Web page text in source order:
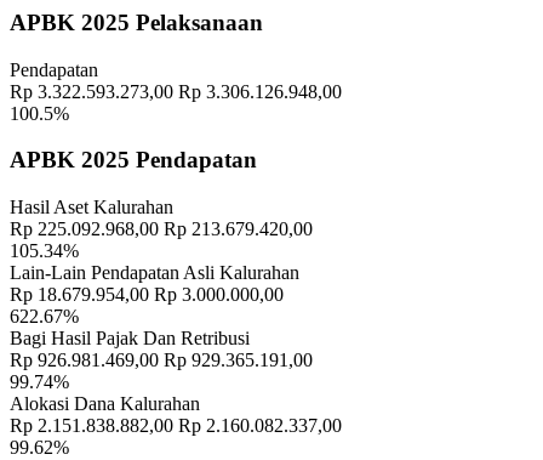
Geografis 10 November 2021
Memahami Peran dan Makna Rois dalam Pembinaan Rois di
Kalurahan Wukirsari 02 April 2024
Sampai Saat Ini 21 November 2022
Profil Lurah 17 November 2021
Rakor Kader Lansia Kalurahan Wukirsari: Semangat Tinggi untuk
Meningkatkan Kualitas Hidup Lansia
Perkuat Ukhuwah, Lurah Wukirsari Menghadiri Syawalan di
Sekolah dan Padukuhan13 April 2026
Pemkab Sleman Meresmikan Padat Karya APBD T.A. 2025, Wujud
Nyata Penataan Infrastruktur dan Pemberdayaan Masyarakat
2025
APBK 2025 Pelaksanaan
Pendapatan
Rp 3.322.593.273,00 Rp 3.306.126.948,00
100.5%
APBK 2025 Pendapatan
Hasil Aset Kalurahan
Rp 225.092.968,00 Rp 213.679.420,00
105.34%
Lain-Lain Pendapatan Asli Kalurahan
Rp 18.679.954,00 Rp 3.000.000,00
622.67%
Bagi Hasil Pajak Dan Retribusi
Rp 926.981.469,00 Rp 929.365.191,00
99.74%
Alokasi Dana Kalurahan
Rp 2.151.838.882,00 Rp 2.160.082.337,00
99.62%